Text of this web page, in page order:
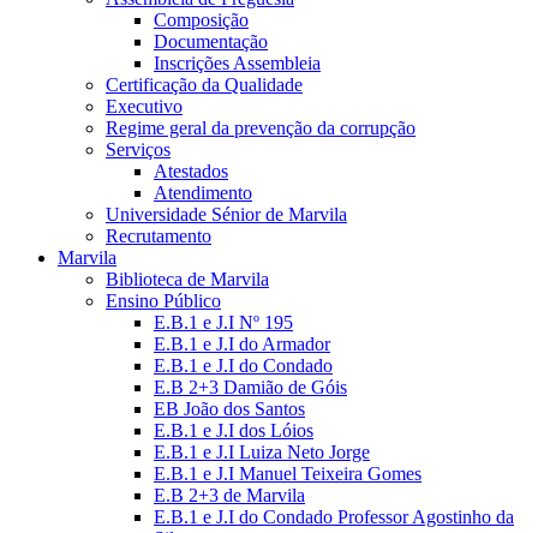
Composição
Documentação
Inscrições Assembleia
Certificação da Qualidade
Executivo
Regime geral da prevenção da corrupção
Serviços
Atestados
Atendimento
Universidade Sénior de Marvila
Recrutamento
Marvila
Biblioteca de Marvila
Ensino Público
E.B.1 e J.I Nº 195
E.B.1 e J.I do Armador
E.B.1 e J.I do Condado
E.B 2+3 Damião de Góis
EB João dos Santos
E.B.1 e J.I dos Lóios
E.B.1 e J.I Luiza Neto Jorge
E.B.1 e J.I Manuel Teixeira Gomes
E.B 2+3 de Marvila
E.B.1 e J.I do Condado Professor Agostinho da